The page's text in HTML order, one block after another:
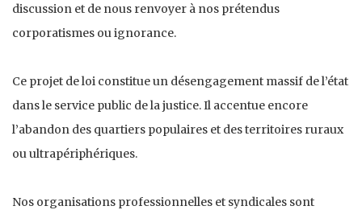
discussion et de nous renvoyer à nos prétendus
corporatismes ou ignorance.
Ce projet de loi constitue un désengagement massif de l’état
dans le service public de la justice. Il accentue encore
l’abandon des quartiers populaires et des territoires ruraux
ou ultrapériphériques.
Nos organisations professionnelles et syndicales sont